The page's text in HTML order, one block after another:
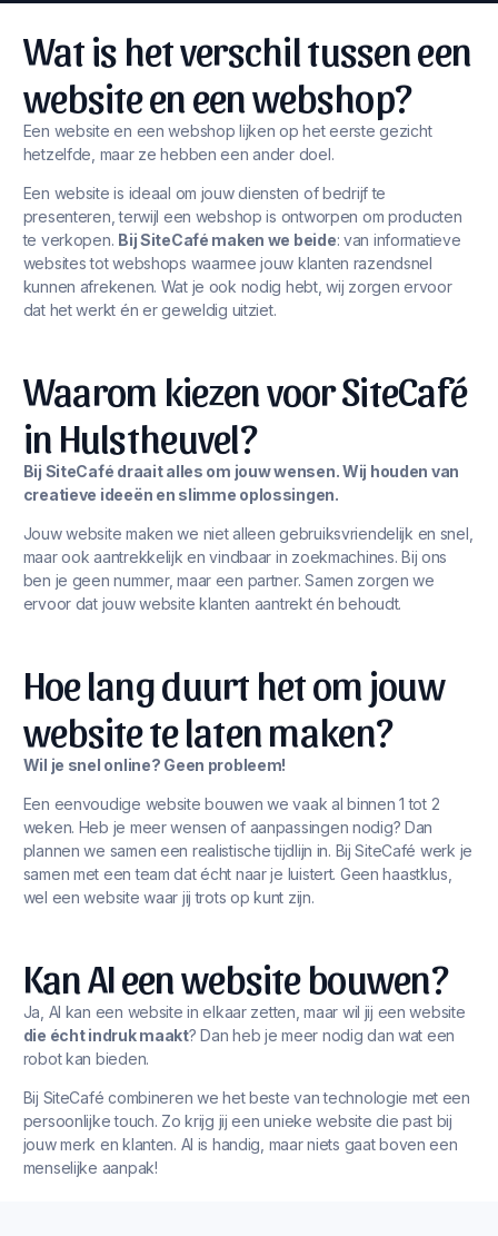
Wat is het verschil tussen een
website en een webshop?
Een website en een webshop lijken op het eerste gezicht
hetzelfde, maar ze hebben een ander doel.
Een website is ideaal om jouw diensten of bedrijf te
presenteren, terwijl een webshop is ontworpen om producten
te verkopen. Bij SiteCafé maken we beide: van informatieve
websites tot webshops waarmee jouw klanten razendsnel
kunnen afrekenen. Wat je ook nodig hebt, wij zorgen ervoor
dat het werkt én er geweldig uitziet.
Waarom kiezen voor SiteCafé
in Hulstheuvel?
Bij SiteCafé draait alles om jouw wensen. Wij houden van
creatieve ideeën en slimme oplossingen.
Jouw website maken we niet alleen gebruiksvriendelijk en snel,
maar ook aantrekkelijk en vindbaar in zoekmachines. Bij ons
ben je geen nummer, maar een partner. Samen zorgen we
ervoor dat jouw website klanten aantrekt én behoudt.
Hoe lang duurt het om jouw
website te laten maken?
Wil je snel online? Geen probleem!
Een eenvoudige website bouwen we vaak al binnen 1 tot 2
weken. Heb je meer wensen of aanpassingen nodig? Dan
plannen we samen een realistische tijdlijn in. Bij SiteCafé werk je
samen met een team dat écht naar je luistert. Geen haastklus,
wel een website waar jij trots op kunt zijn.
Kan AI een website bouwen?
Ja, AI kan een website in elkaar zetten, maar wil jij een website
die écht indruk maakt? Dan heb je meer nodig dan wat een
robot kan bieden.
Bij SiteCafé combineren we het beste van technologie met een
persoonlijke touch. Zo krijg jij een unieke website die past bij
jouw merk en klanten. AI is handig, maar niets gaat boven een
menselijke aanpak!